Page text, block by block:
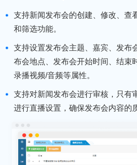
支持新闻发布会的创建、修改、查
和筛选功能。
支持设置发布会主题、嘉宾、发布
布会地点、发布会开始时间、结束
录播视频/音频等属性。
支持对新闻发布会进行审核，只有
进行直播设置，确保发布会内容的